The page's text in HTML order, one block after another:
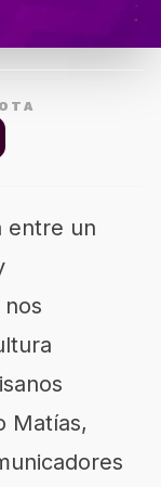
entre un
Matías,